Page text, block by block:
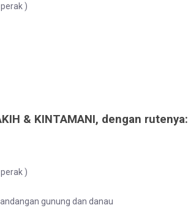
)
& KINTAMANI, dengan rutenya:
)
gunung dan danau